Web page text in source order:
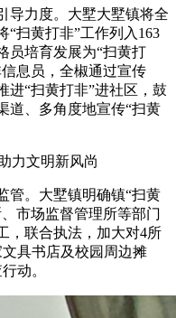
力度。大墅大墅镇将全
“扫黄打非”工作列入163
员培育发展为“扫黄打
信息员，全椒通过宣传
进“扫黄打非”进社区，鼓
道、多角度地宣传“扫黄
。大墅镇明确镇“扫黄
市场监督管理所等部门
，联合执法，加大对4所
具书店及校园周边摊
动。